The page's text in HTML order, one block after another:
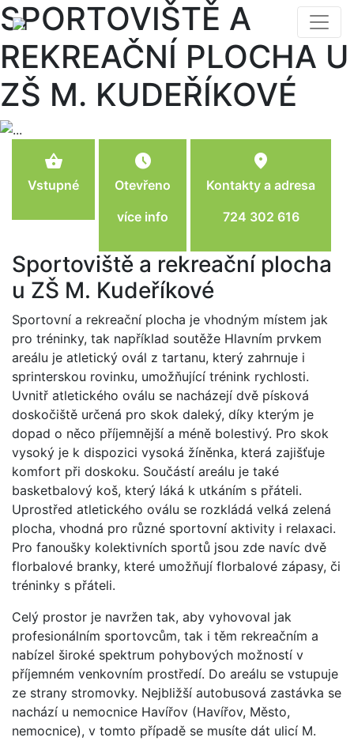
SPORTOVIŠTĚ A
REKREAČNÍ PLOCHA U
ZŠ M. KUDEŘÍKOVÉ
shopping_basket
Vstupné
schedule
Otevřeno
více info
location_on
Kontakty a adresa
724 302 616
Sportoviště a rekreační plocha
u ZŠ M. Kudeříkové
Sportovní a rekreační plocha je vhodným místem jak
pro tréninky, tak například soutěže Hlavním prvkem
areálu je atletický ovál z tartanu, který zahrnuje i
sprinterskou rovinku, umožňující trénink rychlosti.
Uvnitř atletického oválu se nacházejí dvě písková
doskočiště určená pro skok daleký, díky kterým je
dopad o něco příjemnější a méně bolestivý. Pro skok
vysoký je k dispozici vysoká žíněnka, která zajišťuje
komfort při doskoku. Součástí areálu je také
basketbalový koš, který láká k utkáním s přáteli.
Uprostřed atletického oválu se rozkládá velká zelená
plocha, vhodná pro různé sportovní aktivity i relaxaci.
Pro fanoušky kolektivních sportů jsou zde navíc dvě
florbalové branky, které umožňují florbalové zápasy, či
tréninky s přáteli.
Celý prostor je navržen tak, aby vyhovoval jak
profesionálním sportovcům, tak i těm rekreačním a
nabízel široké spektrum pohybových možností v
příjemném venkovním prostředí. Do areálu se vstupuje
ze strany stromovky. Nejbližší autobusová zastávka se
nachází u nemocnice Havířov (Havířov, Město,
nemocnice), v tomto případě se musíte dát ulicí M.